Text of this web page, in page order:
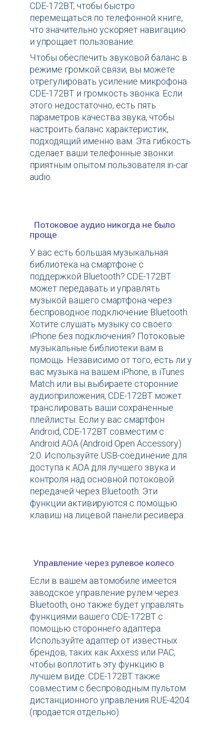
CDE-172BT, чтобы быстро
перемещаться по телефонной книге,
что значительно ускоряет навигацию
и упрощает пользование.
Чтобы обеспечить звуковой баланс в
режиме громкой связи, вы можете
отрегулировать усиление микрофона
CDE-172BT и громкость звонка. Если
этого недостаточно, есть пять
параметров качества звука, чтобы
настроить баланс характеристик,
подходящий именно вам. Эта гибкость
сделает ваши телефонные звонки
приятным опытом пользователя in-car
audio.
Потоковое аудио никогда не было
проще
У вас есть большая музыкальная
библиотека на смартфоне с
поддержкой Bluetooth? CDE-172BT
может передавать и управлять
музыкой вашего смартфона через
беспроводное подключение Bluetooth.
Хотите слушать музыку со своего
iPhone без подключения? Потоковые
музыкальные библиотеки вам в
помощь. Независимо от того, есть ли у
вас музыка на вашем iPhone, в iTunes
Match или вы выбираете сторонние
аудиоприложения, CDE-172BT может
транслировать ваши сохраненные
плейлисты. Если у вас смартфон
Android, CDE-172BT совместим с
Android AOA (Android Open Accessory)
2.0. Используйте USB-соединение для
доступа к AOA для лучшего звука и
контроля над основной потоковой
передачей через Bluetooth. Эти
функции активируются с помощью
клавиш на лицевой панели ресивера.
Управление через рулевое колесо
Если в вашем автомобиле имеется
заводское управление рулем через
Bluetooth, оно также будет управлять
функциями вашего CDE-172BT с
помощью стороннего адаптера.
Используйте адаптер от известных
брендов, таких как Axxess или PAC,
чтобы воплотить эту функцию в
лучшем виде. CDE-172BT также
совместим с беспроводным пультом
дистанционного управления RUE-4204
(продается отдельно).